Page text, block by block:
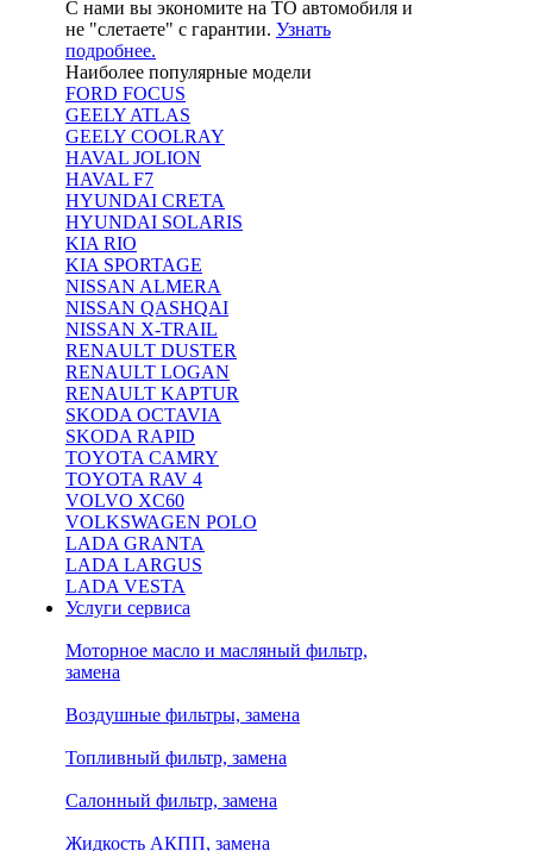
С нами вы экономите на ТО автомобиля и
не "слетаете" с гарантии. Узнать
подробнее.
Наиболее популярные модели
FORD FOCUS
GEELY ATLAS
GEELY COOLRAY
HAVAL JOLION
HAVAL F7
HYUNDAI CRETA
HYUNDAI SOLARIS
KIA RIO
KIA SPORTAGE
NISSAN ALMERA
NISSAN QASHQAI
NISSAN X-TRAIL
RENAULT DUSTER
RENAULT LOGAN
RENAULT KAPTUR
SKODA OCTAVIA
SKODA RAPID
TOYOTA CAMRY
TOYOTA RAV 4
VOLVO XC60
VOLKSWAGEN POLO
LADA GRANTA
LADA LARGUS
LADA VESTA
Услуги сервиса
Моторное масло и масляный фильтр,
замена
Воздушные фильтры, замена
Топливный фильтр, замена
Салонный фильтр, замена
Жидкость АКПП, замена